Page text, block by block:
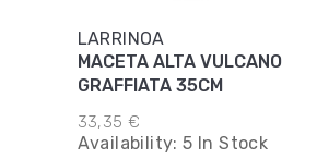
LARRINOA
MACETA ALTA VULCANO
GRAFFIATA 35CM
33,35 €
Availability:5 In Stock